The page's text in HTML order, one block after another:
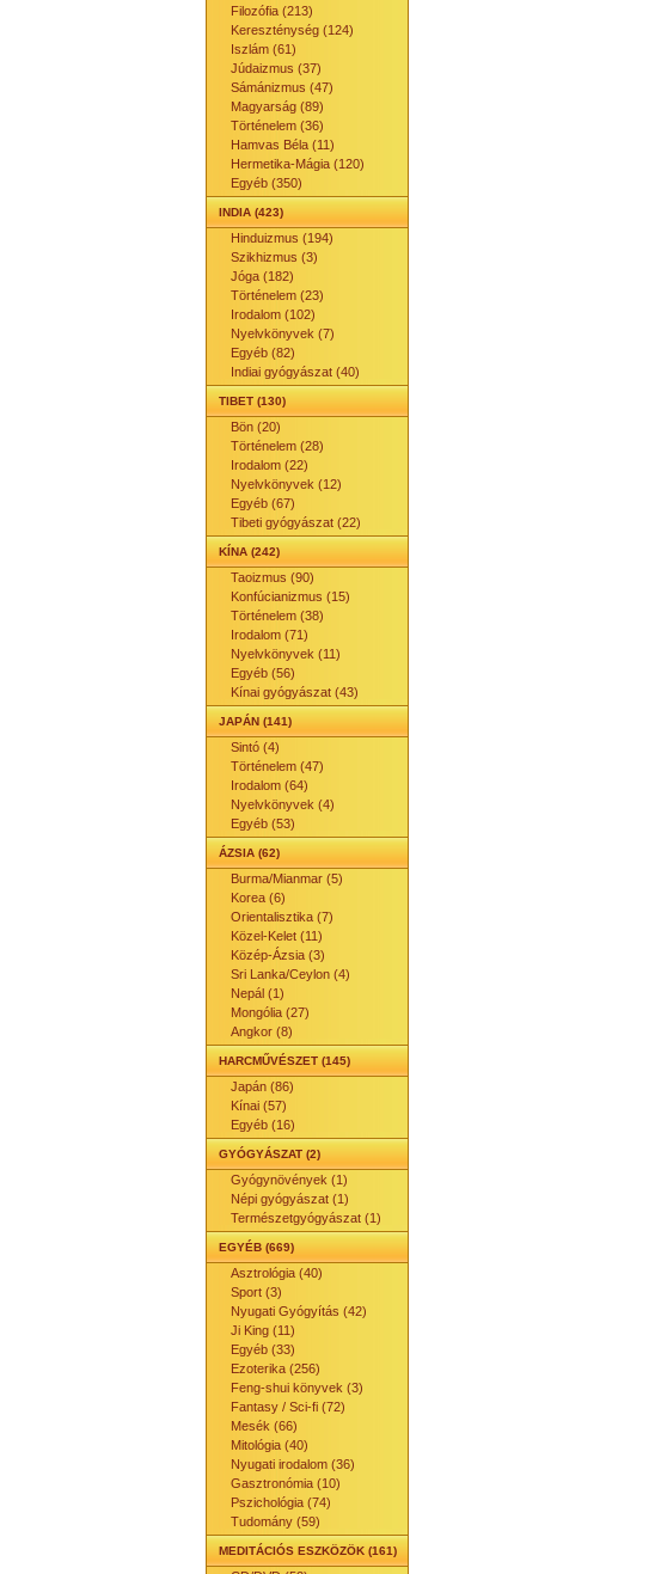
Filozófia (213)
Kereszténység (124)
Iszlám (61)
Júdaizmus (37)
Sámánizmus (47)
Magyarság (89)
Történelem (36)
Hamvas Béla (11)
Hermetika-Mágia (120)
Egyéb (350)
INDIA (423)
Hinduizmus (194)
Szikhizmus (3)
Jóga (182)
Történelem (23)
Irodalom (102)
Nyelvkönyvek (7)
Egyéb (82)
Indiai gyógyászat (40)
TIBET (130)
Bön (20)
Történelem (28)
Irodalom (22)
Nyelvkönyvek (12)
Egyéb (67)
Tibeti gyógyászat (22)
KÍNA (242)
Taoizmus (90)
Konfúcianizmus (15)
Történelem (38)
Irodalom (71)
Nyelvkönyvek (11)
Egyéb (56)
Kínai gyógyászat (43)
JAPÁN (141)
Sintó (4)
Történelem (47)
Irodalom (64)
Nyelvkönyvek (4)
Egyéb (53)
ÁZSIA (62)
Burma/Mianmar (5)
Korea (6)
Orientalisztika (7)
Közel-Kelet (11)
Közép-Ázsia (3)
Sri Lanka/Ceylon (4)
Nepál (1)
Mongólia (27)
Angkor (8)
HARCMŰVÉSZET (145)
Japán (86)
Kínai (57)
Egyéb (16)
GYÓGYÁSZAT (2)
Gyógynövények (1)
Népi gyógyászat (1)
Természetgyógyászat (1)
EGYÉB (669)
Asztrológia (40)
Sport (3)
Nyugati Gyógyítás (42)
Ji King (11)
Egyéb (33)
Ezoterika (256)
Feng-shui könyvek (3)
Fantasy / Sci-fi (72)
Mesék (66)
Mitológia (40)
Nyugati irodalom (36)
Gasztronómia (10)
Pszichológia (74)
Tudomány (59)
MEDITÁCIÓS ESZKÖZÖK (161)